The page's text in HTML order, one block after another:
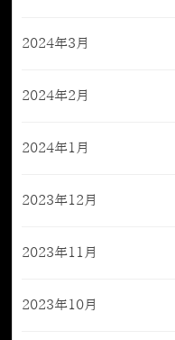
2024年3月
2024年2月
2024年1月
2023年12月
2023年11月
2023年10月